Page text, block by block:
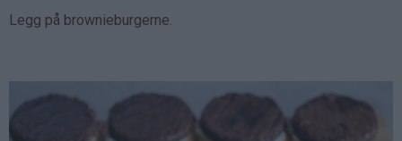
Legg på brownieburgerne.